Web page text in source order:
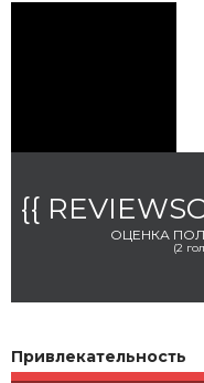
{{
ОЦЕНКА
(2
Привлекательность